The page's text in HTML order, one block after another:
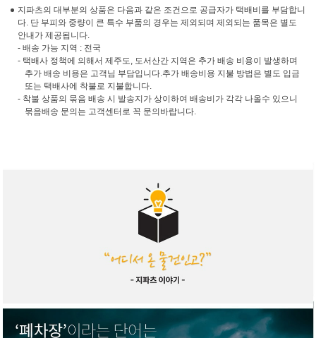
지파츠의 대부분의 상품은 다음과 같은 조건으로 공급자가 택배비를 부담합니
다. 단 부피와 중량이 큰 특수 부품의 경우는 제외되며 제외되는 품목은 별도
안내가 제공됩니다.
- 배송 가능 지역 : 전국
- 택배사 정책에 의해서 제주도, 도서산간 지역은 추가 배송 비용이 발생하며
추가 배송 비용은 고객님 부담입니다.추가 배송비용 지불 방법은 별도 입금
또는 택배사에 착불로 지불합니다.
- 착불 상품의 묶음 배송 시 발송지가 상이하여 배송비가 각각 나올수 있으니
묶음배송 문의는 고객센터로 꼭 문의바랍니다.